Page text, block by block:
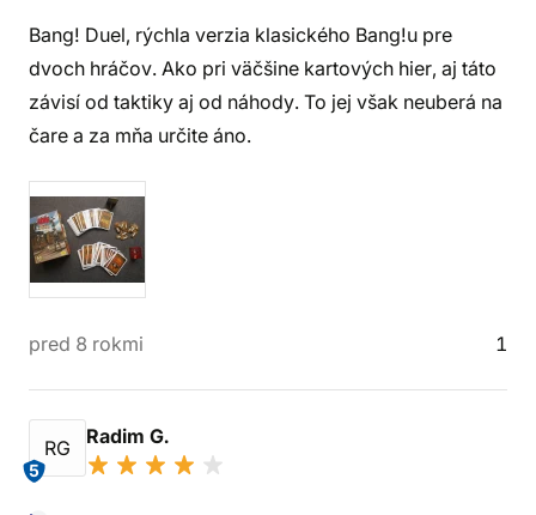
Bang! Duel, rýchla verzia klasického Bang!u pre
dvoch hráčov. Ako pri väčšine kartových hier, aj táto
závisí od taktiky aj od náhody. To jej však neuberá na
čare a za mňa určite áno.
pred 8 rokmi 1
RG
5
Radim G.